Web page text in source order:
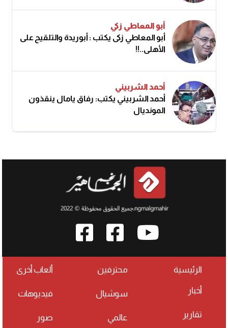
أبو المعاطي زكي
أبو المعاطي زكى يكتب : أبوريدة والتلقيح على
الأهلى..!!
أحمد الشربيني
أحمد الشربيني يكتب: رفاق يامال ينقذون
المونديال
الرئيسية
أخبار
تقارير
محترفين
سوشيال
عالمي
ألعاب أخرى
فيديوهات
صور